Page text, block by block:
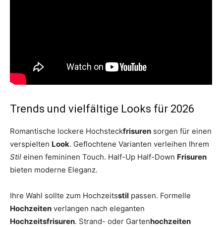
Trends und vielfältige Looks für 2026
Romantische lockere Hochsteckfrisuren sorgen für einen
verspielten Look. Geflochtene Varianten verleihen Ihrem
Stil einen femininen Touch. Half-Up Half-Down Frisuren
bieten moderne Eleganz.
Ihre Wahl sollte zum Hochzeitsstil passen. Formelle
Hochzeiten verlangen nach eleganten
Hochzeitsfrisuren. Strand- oder Gartenhochzeiten